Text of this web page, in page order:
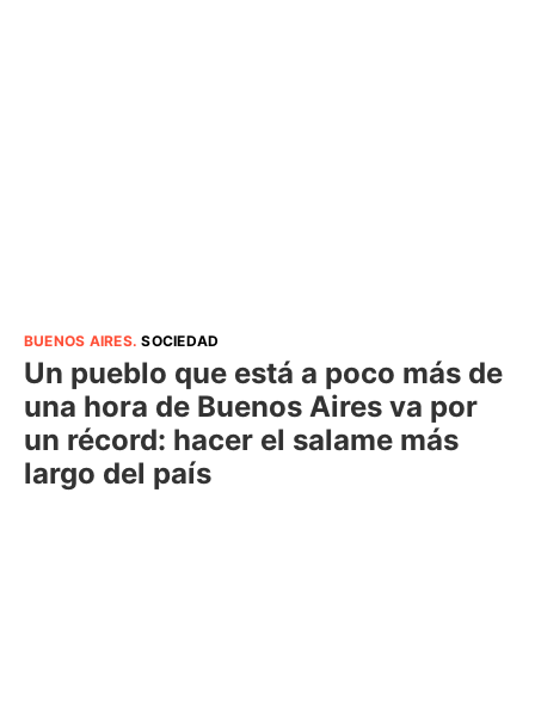
BUENOS AIRES.SOCIEDAD
Un pueblo que está a poco más de
una hora de Buenos Aires va por
un récord: hacer el salame más
largo del país